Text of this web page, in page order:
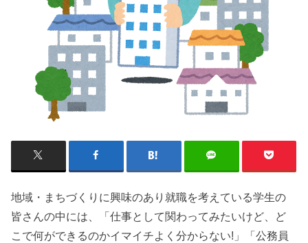
地域・まちづくりに興味のあり就職を考えている学生の
皆さんの中には、「仕事として関わってみたいけど、ど
こで何ができるのかイマイチよく分からない!」「公務員